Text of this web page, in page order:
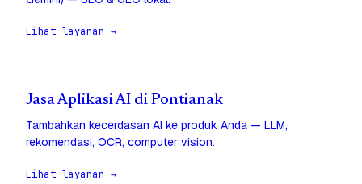
Lihat layanan →
Jasa Aplikasi AI di Pontianak
Tambahkan kecerdasan AI ke produk Anda — LLM,
rekomendasi, OCR, computer vision.
Lihat layanan →